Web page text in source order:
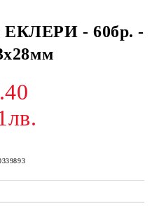
ЕКЛЕРИ - 60бр. -